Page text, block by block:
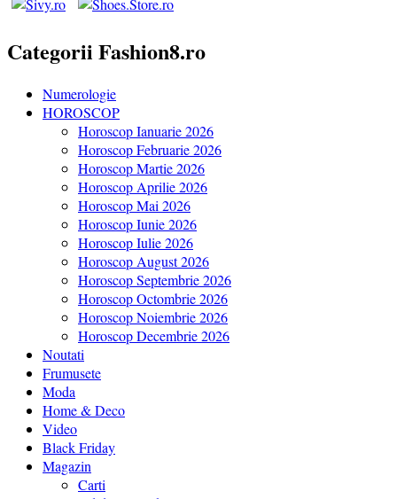
Categorii Fashion8.ro
Numerologie
HOROSCOP
Horoscop Ianuarie 2026
Horoscop Februarie 2026
Horoscop Martie 2026
Horoscop Aprilie 2026
Horoscop Mai 2026
Horoscop Iunie 2026
Horoscop Iulie 2026
Horoscop August 2026
Horoscop Septembrie 2026
Horoscop Octombrie 2026
Horoscop Noiembrie 2026
Horoscop Decembrie 2026
Noutati
Frumusete
Moda
Home & Deco
Video
Black Friday
Magazin
Carti